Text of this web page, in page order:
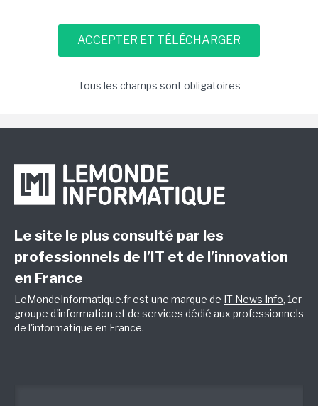
Tous les champs sont obligatoires
Le site le plus consulté par les
professionnels de l’IT et de l’innovation
en France
LeMondeInformatique.fr est une marque de IT News Info, 1er
groupe d'information et de services dédié aux professionnels
de l'informatique en France.